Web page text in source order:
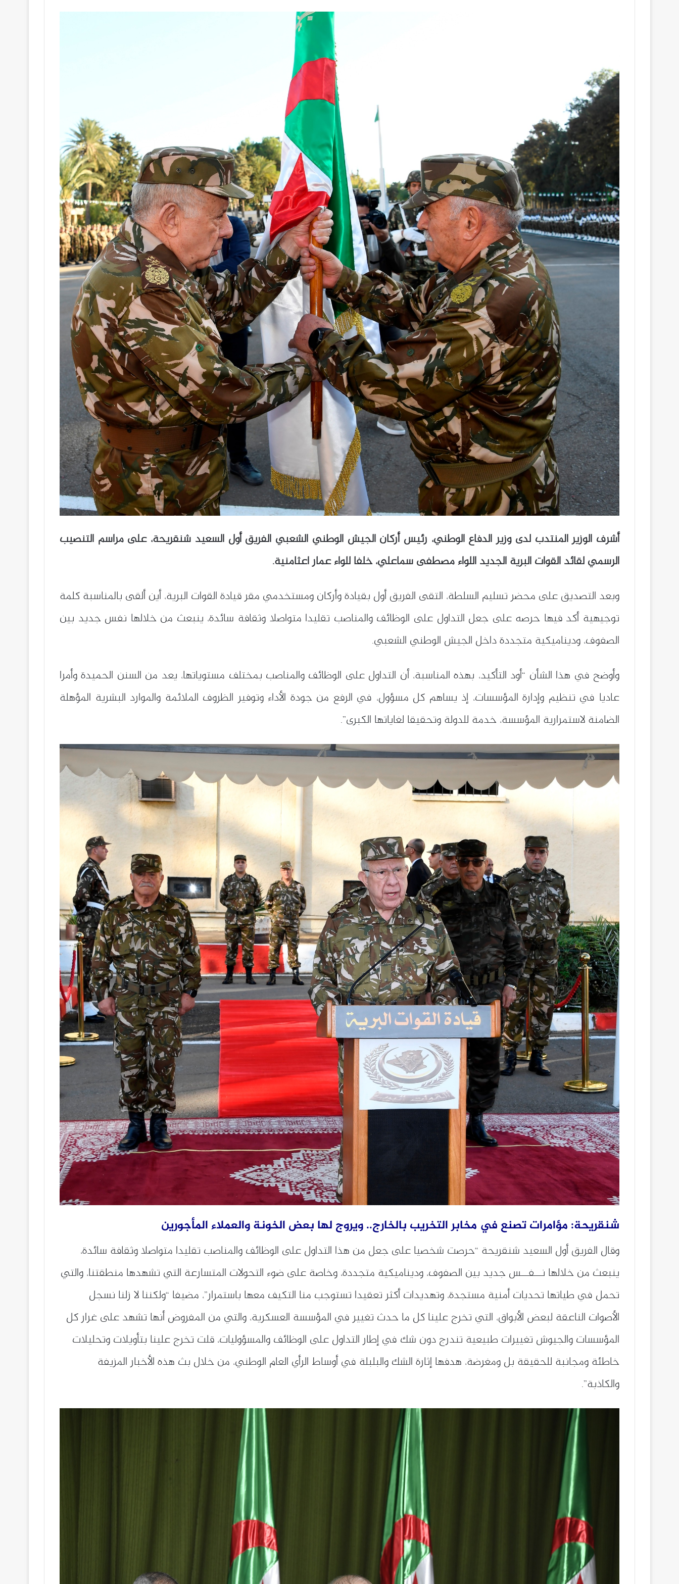
أشرف الوزير المنتدب لدى وزير الدفاع الوطني، رئيس أركان الجيش الوطني الشعبي الفريق أول السعيد شنقريحة، على مراسم التنصيب
الرسمي لقائد القوات البرية الجديد اللواء مصطفى سماعلي، خلفا للواء عمار اعثامنية.
وبعد التصديق على محضر تسليم السلطة، التقى الفريق أول بقيادة وأركان ومستخدمي مقر قيادة القوات البرية، أين ألقى بالمناسبة كلمة
توجيهية أكد فيها حرصه على جعل التداول على الوظائف والمناصب تقليدا متواصلا وثقافة سائدة، ينبعث من خلالها نفس جديد بين
الصفوف، وديناميكية متجددة داخل الجيش الوطني الشعبي.
وأوضح في هذا الشأن “أود التأكيد، بهذه المناسبة، أن التداول على الوظائف والمناصب بمختلف مستوياتها، يعد من السنن الحميدة وأمرا
عاديا في تنظيم وإدارة المؤسسات، إذ يساهم كل مسؤول، في الرفع من جودة الأداء وتوفير الظروف الملائمة والموارد البشرية المؤهلة
الضامنة لاستمرارية المؤسسة، خدمة للدولة وتحقيقا لغاياتها الكبرى”.
شنقريحة: مؤامرات تصنع في مخابر التخريب بالخارج.. ويروج لها بعض الخونة والعملاء المأجورين
وقال الفريق أول السعيد شنقريحة “حرصت شخصيا على جعل من هذا التداول على الوظائف والمناصب تقليدا متواصلا وثقافة سائدة،
ينبعث من خلالها نــفــس جديد بين الصفوف، وديناميكية متجددة، وخاصة على ضوء التحولات المتسارعة التي تشهدها منطقتنا، والتي
تحمل في طياتها تحديات أمنية مستجدة، وتهديدات أكثر تعقيدا تستوجب منا التكيف معها باستمرار”، مضيفا “ولكننا لا زلنا نسجل
الأصوات الناعقة لبعض الأبواق، التي تخرج علينا كل ما حدث تغيير في المؤسسة العسكرية، والتي من المفروض أنها تشهد على غرار كل
المؤسسات والجيوش تغييرات طبيعية تندرج دون شك في إطار التداول على الوظائف والمسؤوليات، قلت تخرج علينا بتأويلات وتحليلات
خاطئة ومجانبة للحقيقة بل ومغرضة، هدفها إثارة الشك والبلبلة في أوساط الرأي العام الوطني، من خلال بث هذه الأخبار المزيفة
والكاذبة”.